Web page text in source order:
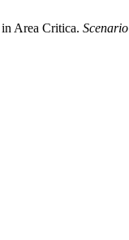
Area Critica. Scenario